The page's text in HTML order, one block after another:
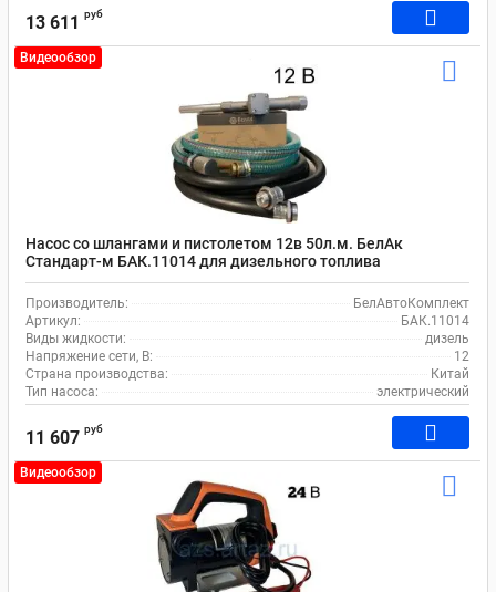
13 611 руб
Видеообзор
Насос со шлангами и пистолетом 12в 50л.м. БелАк
Стандарт-м БАК.11014 для дизельного топлива
Производитель:
БелАвтоКомплект
Артикул:
БАК.11014
Виды жидкости:
дизель
Напряжение сети, В:
12
Страна производства:
Китай
Тип насоса:
электрический
11 607 руб
Видеообзор